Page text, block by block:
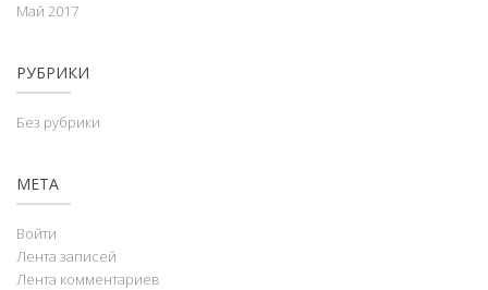
Май 2017
РУБРИКИ
Без рубрики
МЕТА
Войти
Лента записей
Лента комментариев